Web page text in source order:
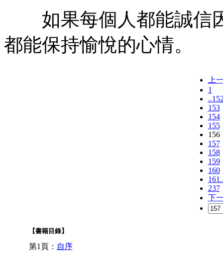
如果每個人都能誠信
都能保持愉悅的心情。
上
1
153
154
155
156
157
158
159
160
237
下
【書籍目錄】
第1頁： 自序